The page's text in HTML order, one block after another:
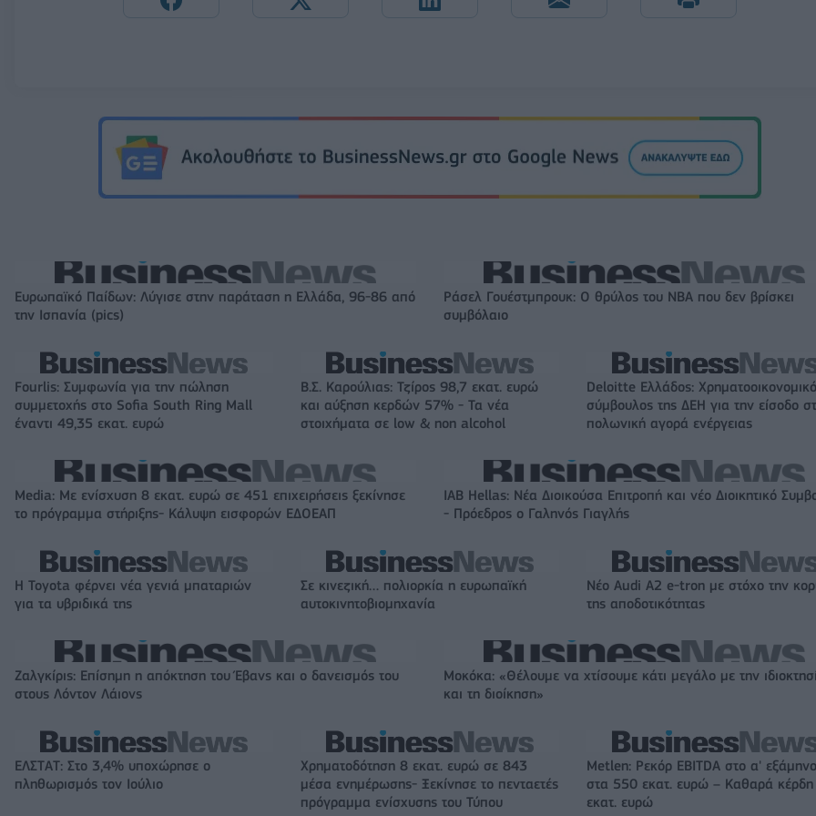
Ευρωπαϊκό Παίδων: Λύγισε στην παράταση η Ελλάδα, 96-86 από
την Ισπανία (pics)
Ράσελ Γουέστμπρουκ: Ο θρύλος του NBA που δεν βρίσκει
συμβόλαιο
Fourlis: Συμφωνία για την πώληση
συμμετοχής στο Sofia South Ring Mall
έναντι 49,35 εκατ. ευρώ
Β.Σ. Καρούλιας: Τζίρος 98,7 εκατ. ευρώ
και αύξηση κερδών 57% - Τα νέα
στοιχήματα σε low & non alcohol
Deloitte Ελλάδος:
σύμβουλος της ΔΕΗ για την είσοδο
πολωνική αγορά ενέργειας
Media: Με ενίσχυση 8 εκατ. ευρώ σε 451 επιχειρήσεις ξεκίνησε
το πρόγραμμα στήριξης- Κάλυψη εισφορών ΕΔΟΕΑΠ
IAB Hellas: Νέα Διοικούσα Επιτροπή και νέο Διοικητικό
- Πρόεδρος ο Γαληνός Γιαγλής
Η Toyota φέρνει νέα γενιά μπαταριών
για τα υβριδικά της
Σε κινεζική… πολιορκία η ευρωπαϊκή
αυτοκινητοβιομηχανία
Νέο Audi A2 e-tron με στόχο την
της αποδοτικότητας
Ζαλγκίρις: Επίσημη η απόκτηση του Έβανς και ο δανεισμός του
στους Λόντον Λάιονς
Μοκόκα: «Θέλουμε να χτίσουμε κάτι μεγάλο με την
και τη διοίκηση»
ΕΛΣΤΑΤ: Στο 3,4% υποχώρησε ο
πληθωρισμός τον Ιούλιο
Χρηματοδότηση 8 εκατ. ευρώ σε 843
μέσα ενημέρωσης- Ξεκίνησε το πενταετές
πρόγραμμα ενίσχυσης του Τύπου
Metlen: Ρεκόρ EBITDA στο α'
στα 550 εκατ. ευρώ – Καθαρά
εκατ. ευρώ